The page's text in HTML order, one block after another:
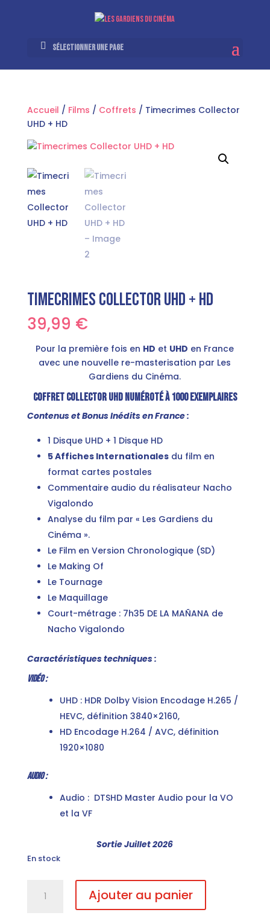
Sélectionner une page
Accueil / Films / Coffrets / Timecrimes Collector
UHD + HD
Timecrimes Collector UHD + HD
39,99 €
Pour la première fois en HD et UHD en France
avec une nouvelle re-masterisation par Les
Gardiens du Cinéma.
COFFRET COLLECTOR UHD NUMÉROTÉ À 1000 EXEMPLAIRES
Contenus et Bonus Inédits en France :
1 Disque UHD + 1 Disque HD
5 Affiches Internationalesdu film en
format cartes postales
Commentaire audio du réalisateur Nacho
Vigalondo
Analyse du film par « Les Gardiens du
Cinéma ».
Le Film en Version Chronologique (SD)
Le Making Of
Le Tournage
Le Maquillage
Court-métrage : 7h35 DE LA MAÑANA de
Nacho Vigalondo
Caractéristiques techniques :
Vidéo :
UHD : HDR Dolby Vision Encodage H.265 /
HEVC, définition 3840×2160,
HD Encodage H.264 / AVC, définition
1920×1080
Audio :
Audio : DTSHD Master Audio pour la VO
et la VF
Sortie Juillet 2026
En stock
Timecrimes
Ajouter au panier